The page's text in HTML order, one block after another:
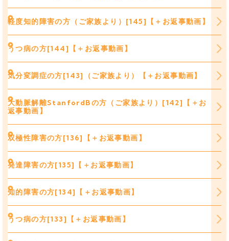
軽度知的障害の方（ご家族より）[145]【＋お返事動画】
うつ病の方[144]【＋お返事動画】
気分変調症の方[143]（ご家族より）【＋お返事動画】
大動脈解離StanfordBの方（ご家族より）[142]【＋お
返事動画】
双極性障害の方[136]【＋お返事動画】
発達障害の方[135]【＋お返事動画】
知的障害の方[134]【＋お返事動画】
うつ病の方[133]【＋お返事動画】